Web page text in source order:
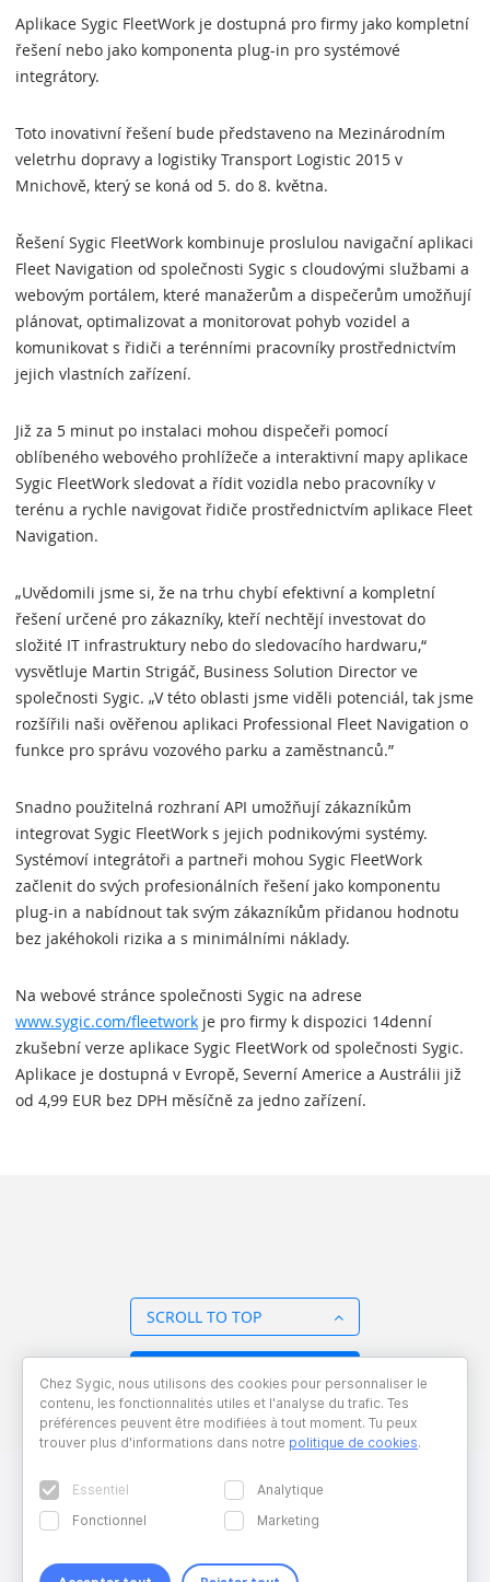
Aplikace Sygic FleetWork je dostupná pro firmy jako kompletní
řešení nebo jako komponenta plug-in pro systémové
integrátory.
Toto inovativní řešení bude představeno na Mezinárodním
veletrhu dopravy a logistiky Transport Logistic 2015 v
Mnichově, který se koná od 5. do 8. května.
Řešení Sygic FleetWork kombinuje proslulou navigační aplikaci
Fleet Navigation od společnosti Sygic s cloudovými službami a
webovým portálem, které manažerům a dispečerům umožňují
plánovat, optimalizovat a monitorovat pohyb vozidel a
komunikovat s řidiči a terénními pracovníky prostřednictvím
jejich vlastních zařízení.
Již za 5 minut po instalaci mohou dispečeři pomocí
oblíbeného webového prohlížeče a interaktivní mapy aplikace
Sygic FleetWork sledovat a řídit vozidla nebo pracovníky v
terénu a rychle navigovat řidiče prostřednictvím aplikace Fleet
Navigation.
„Uvědomili jsme si, že na trhu chybí efektivní a kompletní
řešení určené pro zákazníky, kteří nechtějí investovat do
složité IT infrastruktury nebo do sledovacího hardwaru,“
vysvětluje Martin Strigáč, Business Solution Director ve
společnosti Sygic. „V této oblasti jsme viděli potenciál, tak jsme
rozšířili naši ověřenou aplikaci Professional Fleet Navigation o
funkce pro správu vozového parku a zaměstnanců.”
Snadno použitelná rozhraní API umožňují zákazníkům
integrovat Sygic FleetWork s jejich podnikovými systémy.
Systémoví integrátoři a partneři mohou Sygic FleetWork
začlenit do svých profesionálních řešení jako komponentu
plug-in a nabídnout tak svým zákazníkům přidanou hodnotu
bez jakéhokoli rizika a s minimálními náklady.
Na webové stránce společnosti Sygic na adrese
www.sygic.com/fleetwork je pro firmy k dispozici 14denní
zkušební verze aplikace Sygic FleetWork od společnosti Sygic.
Aplikace je dostupná v Evropě, Severní Americe a Austrálii již
od 4,99 EUR bez DPH měsíčně za jedno zařízení.
SCROLL TO TOP
Chez Sygic, nous utilisons des cookies pour personnaliser le
contenu, les fonctionnalités utiles et l'analyse du trafic. Tes
préférences peuvent être modifiées à tout moment. Tu peux
trouver plus d'informations dans notre politique de cookies.
Essentiel
Analytique
Fonctionnel
Marketing